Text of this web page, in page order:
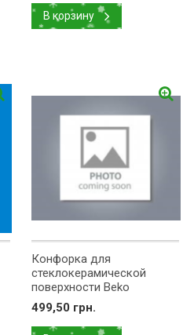
В корзину
Конфорка для
стеклокерамической
поверхности Beko
D=160mm 1500W
162926013
499,50 грн.